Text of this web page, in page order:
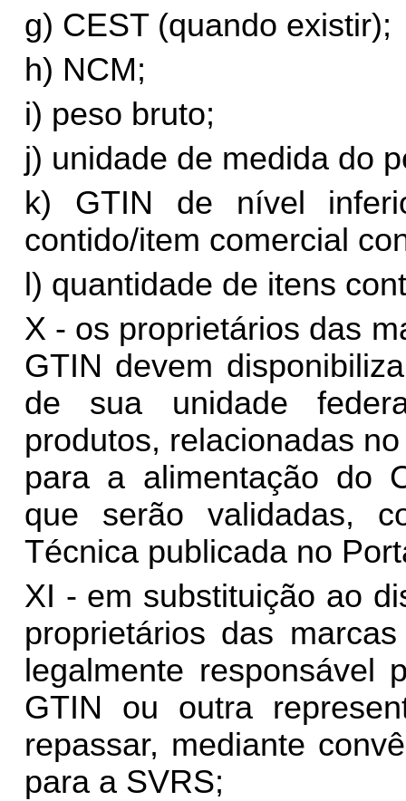
g) CEST (quando existir);
h) NCM;
i) peso bruto;
j) unidade de medida do
k) GTIN de nível
contido/item comercial
l) quantidade de itens
X - os proprietários das
GTIN devem
de sua unidade
produtos, relacionadas
para a alimentação do
que serão validadas,
Técnica publicada no
XI - em substituição ao
proprietários das
legalmente responsável
GTIN ou outra
repassar, mediante
para a SVRS;